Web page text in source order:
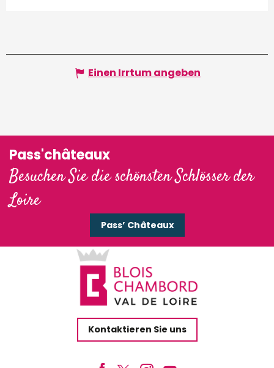
Einen Irrtum angeben
Pass'châteaux
Besuchen Sie die schönsten Schlösser der
Loire
Pass’ Châteaux
Kontaktieren Sie uns